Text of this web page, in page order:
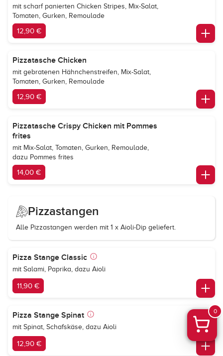
mit scharf panierten Chicken Stripes, Mix-Salat,
Tomaten, Gurken, Remoulade
12,90 €
Pizzatasche Chicken
mit gebratenen Hähnchenstreifen, Mix-Salat,
Tomaten, Gurken, Remoulade
12,90 €
Pizzatasche Crispy Chicken mit Pommes
frites
mit Mix-Salat, Tomaten, Gurken, Remoulade,
dazu Pommes frites
14,00 €
Pizzastangen
Alle Pizzastangen werden mit 1 x Aioli-Dip geliefert.
Pizza Stange Classic
mit Salami, Paprika, dazu Aioli
11,90 €
Pizza Stange Spinat
mit Spinat, Schafskäse, dazu Aioli
12,90 €
0